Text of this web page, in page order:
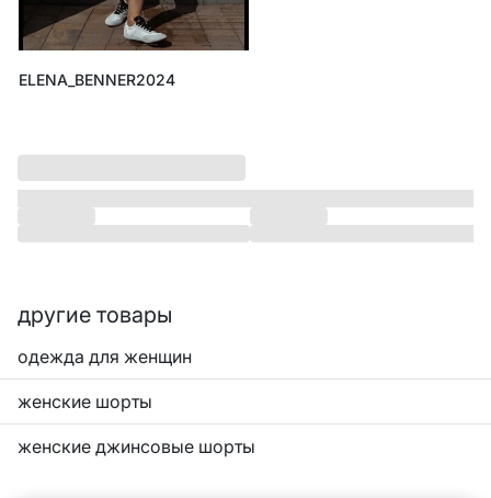
ELENA_BENNER2024
другие товары
одежда для женщин
женские шорты
женские джинсовые шорты